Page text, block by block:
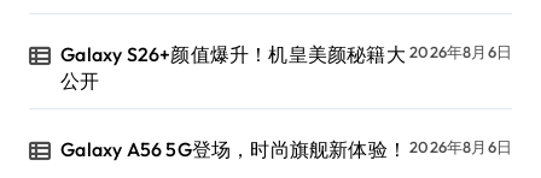
Galaxy S26+颜值爆升！机皇美颜秘籍大
公开
2026年8月6日
Galaxy A56 5G登场，时尚旗舰新体验！ 2026年8月6日